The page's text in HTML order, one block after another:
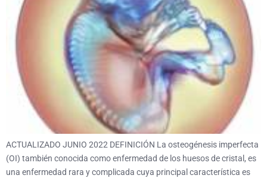
ACTUALIZADO JUNIO 2022 DEFINICIÓN La osteogénesis imperfecta
(OI) también conocida como enfermedad de los huesos de cristal, es
una enfermedad rara y complicada cuya principal característica es